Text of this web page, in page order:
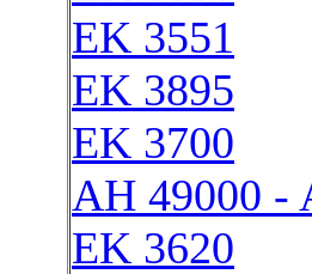
EK 3551
EK 3895
EK 3700
AH 49000 -
EK 3620